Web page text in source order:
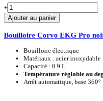
+
-
Ajouter au panier
Bouilloire Corvo EKG Pro
Bouilloire électrique
Matériaux : acier inoxydable
Capacité : 0.9 L
Température réglable au
Arrêt automatique, base 360°